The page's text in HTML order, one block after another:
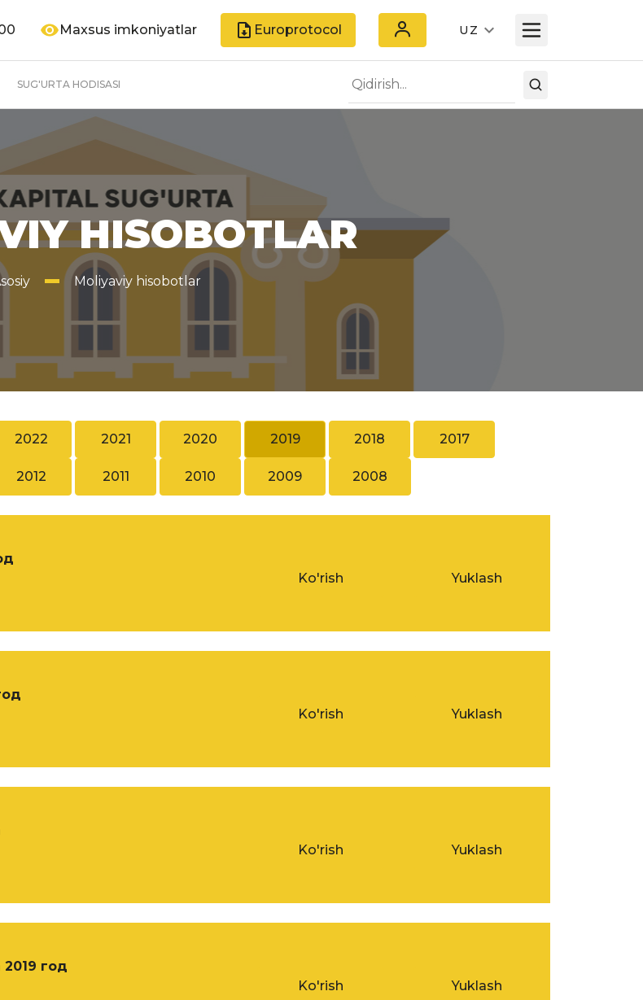
Maxsus imkoniyatlar Europrotocol UZ
SUG'URTA HODISASI
HISOBOTLAR
Moliyaviy hisobotlar
2022 2021 2020 2019 2018 2017
2012 2011 2010 2009 2008
Ko'rish Yuklash
Ko'rish Yuklash
Ko'rish Yuklash
год
Ko'rish Yuklash